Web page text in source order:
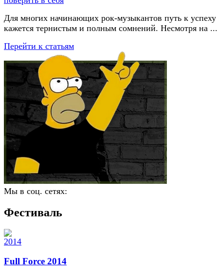
Для многих начинающих рок-музыкантов путь к успеху
кажется тернистым и полным сомнений. Несмотря на ...
Перейти к статьям
Мы в соц. сетях:
Фестиваль
Full Force 2014